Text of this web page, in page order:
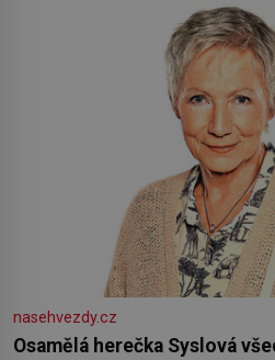
nasehvezdy.cz
Osamělá herečka Syslová